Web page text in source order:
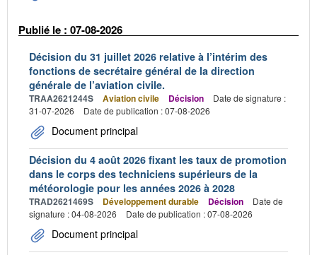
Publié le : 07-08-2026
Décision du 31 juillet 2026 relative à l’intérim des
fonctions de secrétaire général de la direction
générale de l’aviation civile.
TRAA2621244S Aviation civile Décision
Date de signature :
31-07-2026
Date de publication : 07-08-2026
Document principal
Décision du 4 août 2026 fixant les taux de promotion
dans le corps des techniciens supérieurs de la
météorologie pour les années 2026 à 2028
TRAD2621469S Développement durable Décision
Date de
signature : 04-08-2026
Date de publication : 07-08-2026
Document principal